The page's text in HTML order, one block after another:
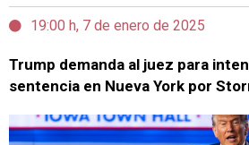
19:00 h, 7 de enero de 2025
Trump demanda al juez para
sentencia en Nueva York por